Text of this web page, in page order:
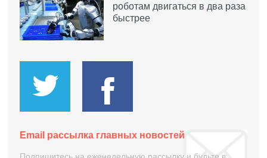
роботам двигаться в два раза
быстрее
Email рассылка главных новостей